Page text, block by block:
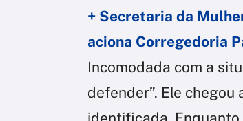
+ Secretaria da
aciona Corregedoria
Incomodada com a
defender”. Ele
identificada.